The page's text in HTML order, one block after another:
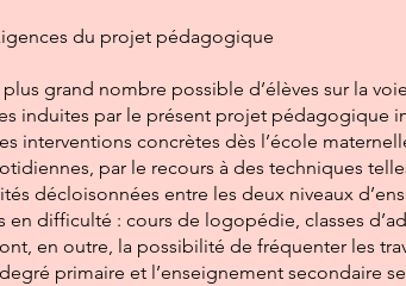
du projet pédagogique
grand nombre possible d’élèves sur la
induites par le présent projet pédagogique
concrètes dès l’école
par le recours à des techniques
décloisonnées entre les deux niveaux
difficulté : cours de logopédie, classes
en outre, la possibilité de fréquenter les
primaire et l’enseignement secondaire